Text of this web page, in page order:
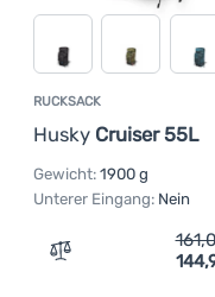
RUCKSACK
Husky Cruiser 55L
Gewicht: 1900 g
Unterer Eingang: Nein
Zum Vergleich